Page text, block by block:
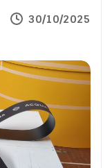
30/10/2025